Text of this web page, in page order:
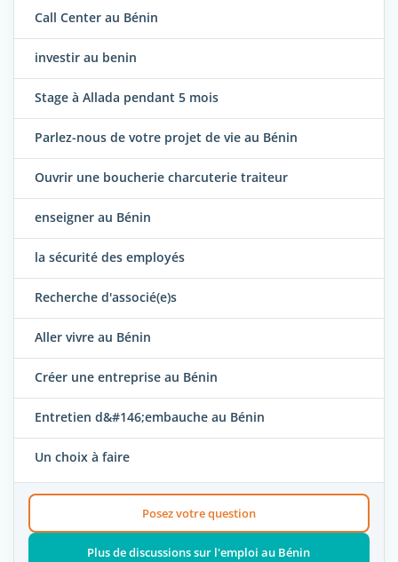
Call Center au Bénin
investir au benin
Stage à Allada pendant 5 mois
Parlez-nous de votre projet de vie au Bénin
Ouvrir une boucherie charcuterie traiteur
enseigner au Bénin
la sécurité des employés
Recherche d'associé(e)s
Aller vivre au Bénin
Créer une entreprise au Bénin
Entretien d&#146;embauche au Bénin
Un choix à faire
Posez votre question
Plus de discussions sur l'emploi au Bénin